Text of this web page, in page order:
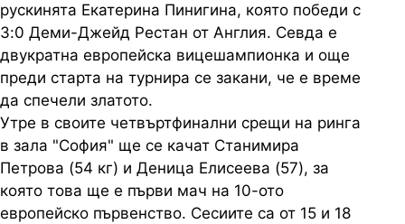
рускинята Екатерина Пинигина, която победи с
3:0 Деми-Джейд Рестан от Англия. Севда е
двукратна европейска вицешампионка и още
преди старта на турнира се закани, че е време
да спечели златото.
Утре в своите четвъртфинални срещи на ринга
в зала "София" ще се качат Станимира
Петрова (54 кг) и Деница Елисеева (57), за
която това ще е първи мач на 10-ото
европейско първенство. Сесиите са от 15 и 18